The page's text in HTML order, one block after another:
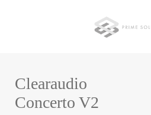
Clearaudio
Concerto V2